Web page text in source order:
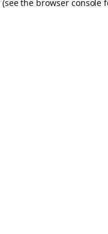
(see the browser console